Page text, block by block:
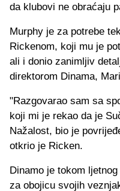
da klubovi ne obraćaju
Murphy je za potrebe
Rickenom, koji mu je
ali i donio zanimljiv
direktorom Dinama,
"Razgovarao sam sa
koji mi je rekao da je
Nažalost, bio je
otkrio je Ricken.
Dinamo je tokom
za obojicu svojih